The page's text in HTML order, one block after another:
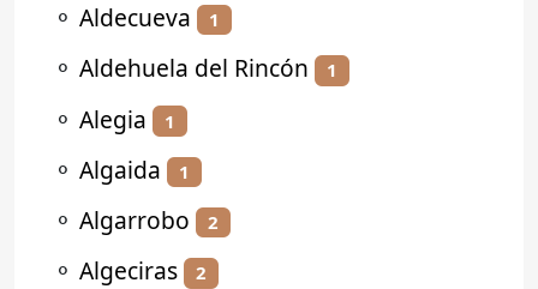
⚬ Aldecueva 1
⚬ Aldehuela del Rincón 1
⚬ Alegia 1
⚬ Algaida 1
⚬ Algarrobo 2
⚬ Algeciras 2